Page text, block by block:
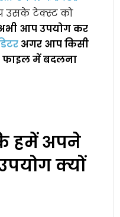
उसके टेक्स्ट को
आप उपयोग कर
अगर आप किसी
फाइल में बदलना
हमें अपने
क्यों